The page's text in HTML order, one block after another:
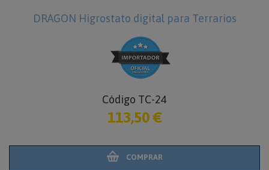
DRAGON Higrostato digital para Terrarios
Código TC-24
113,50 €
COMPRAR